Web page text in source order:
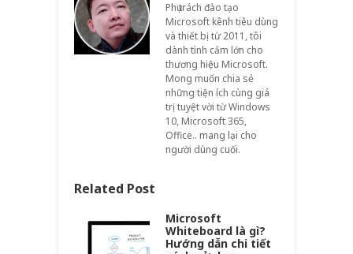
Phụ trách đào tạo
Microsoft kênh tiêu dùng
và thiết bị từ 2011, tôi
dành tình cảm lớn cho
thương hiệu Microsoft.
Mong muốn chia sẻ
những tiện ích cùng giá
trị tuyệt vời từ Windows
10, Microsoft 365,
Office.. mang lại cho
người dùng cuối.
Related Post
Microsoft
Whiteboard là gì?
Hướng dẫn chi tiết